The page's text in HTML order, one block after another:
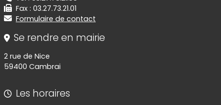
Fax : 03.27.73.21.01
Formulaire de contact
Se rendre en mairie
2 rue de Nice
59400 Cambrai
Les horaires